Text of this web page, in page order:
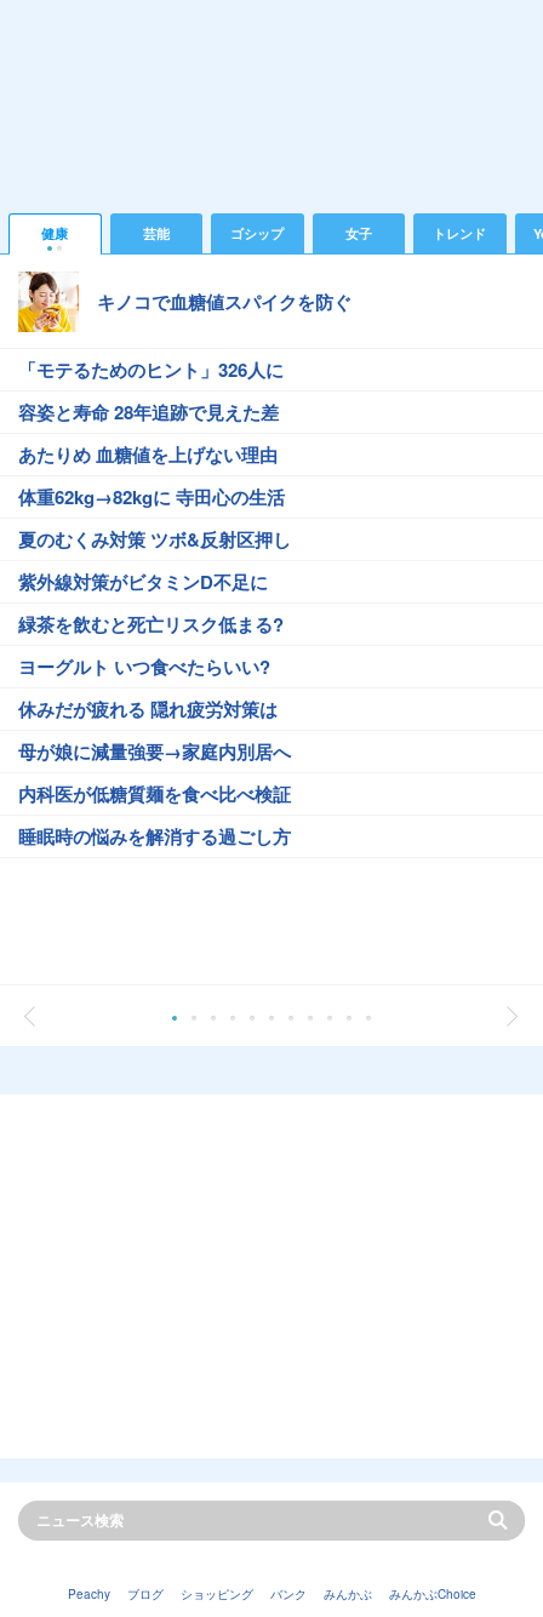
健康 芸能 ゴシップ 女子 トレンド
キノコで血糖値スパイクを防ぐ
「モテるためのヒント」326人に
容姿と寿命 28年追跡で見えた差
あたりめ 血糖値を上げない理由
体重62kg→82kgに 寺田心の生活
夏のむくみ対策 ツボ&反射区押し
紫外線対策がビタミンD不足に
緑茶を飲むと死亡リスク低まる?
ヨーグルト いつ食べたらいい?
休みだが疲れる 隠れ疲労対策は
母が娘に減量強要→家庭内別居へ
内科医が低糖質麺を食べ比べ検証
睡眠時の悩みを解消する過ごし方
Peachy ブログ ショッピング バンク みんかぶ
みんかぶChoice